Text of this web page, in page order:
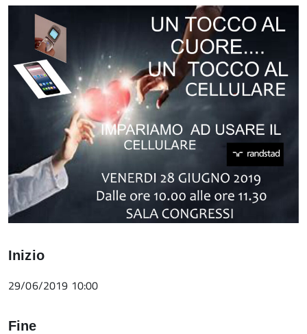
Inizio
29/06/2019 10:00
Fine